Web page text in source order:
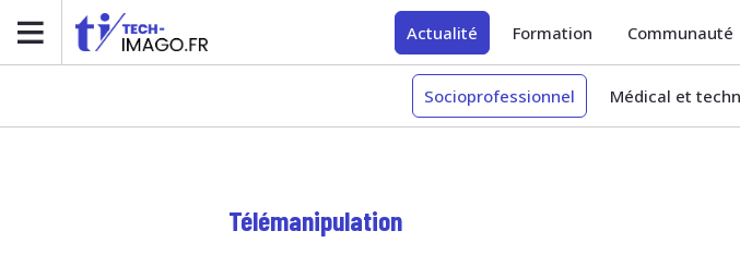
Actualité Formation Communauté
Socioprofessionnel Médical et
Télémanipulation